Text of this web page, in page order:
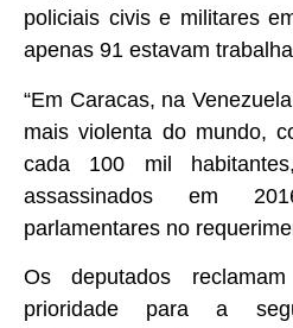
policiais civis e militares
apenas 91 estavam
“Em Caracas, na
mais violenta do mundo,
cada 100 mil
assassinados em
parlamentares no
Os deputados
prioridade para a